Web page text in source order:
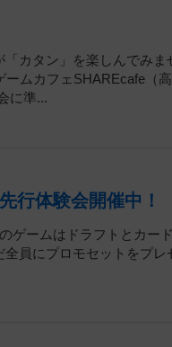
カタン」を楽しんでみ
ムカフェSHAREcafe（
に準...
行体験会開催中！
ゲームはドラフトとカー
員にプロモセットをプ